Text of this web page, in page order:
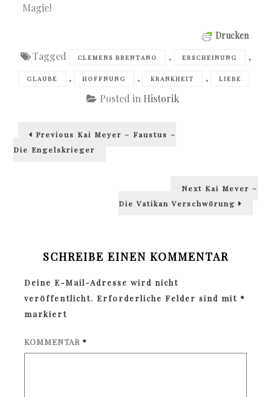
Magie!
Drucken
Tagged CLEMENS BRENTANO , ERSCHEINUNG ,
GLAUBE , HOFFNUNG , KRANKHEIT , LIEBE
Posted in Historik
Beitragsnavigation
Previous Previous
Kai Meyer – Faustus –
Die Engelskrieger
Next Next
Kai Meyer –
Die Vatikan Verschwörung
SCHREIBE EINEN KOMMENTAR
Deine E-Mail-Adresse wird nicht
veröffentlicht. Erforderliche Felder sind mit *
markiert
KOMMENTAR *